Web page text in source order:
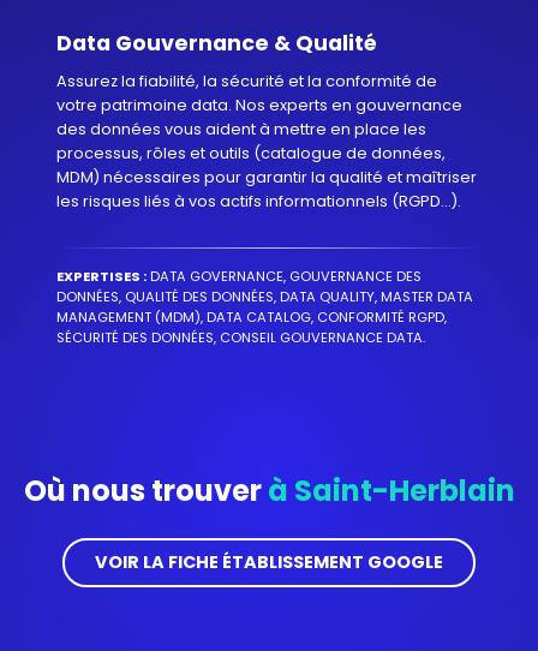
Data Gouvernance & Qualité
Assurez la fiabilité, la sécurité et la conformité de
votre patrimoine data. Nos experts en gouvernance
des données vous aident à mettre en place les
processus, rôles et outils (catalogue de données,
MDM) nécessaires pour garantir la qualité et maîtriser
les risques liés à vos actifs informationnels (RGPD...).
EXPERTISES :DATA GOVERNANCE, GOUVERNANCE DES
DONNÉES, QUALITÉ DES DONNÉES, DATA QUALITY, MASTER DATA
MANAGEMENT (MDM), DATA CATALOG, CONFORMITÉ RGPD,
SÉCURITÉ DES DONNÉES, CONSEIL GOUVERNANCE DATA.
Où nous trouverà Saint-Herblain
VOIR LA FICHE ÉTABLISSEMENT GOOGLE